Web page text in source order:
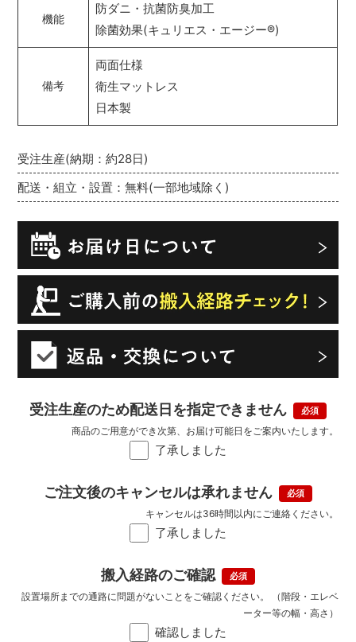
受注生産(納期：約28日)
配送・組立・設置：無料(一部地域除く)
受注生産のため配送日を指定できません
了承しました
商品のご用意ができ次第、お届け可能日をご案内いたします。
ご注文後のキャンセルは承れません
了承しました
キャンセルは36時間以内にご連絡ください。
搬入経路のご確認
確認しました
設置場所までの通路に問題がないことをご確認ください。 （階段・エレベ
ーター等の幅・高さ）
機能
防ダニ・抗菌防臭加工
除菌効果(キュリエス・エージー®)
備考
両面仕様
衛生マットレス
日本製